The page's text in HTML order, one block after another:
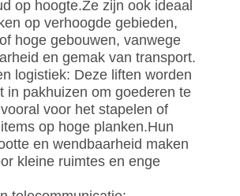
op hoogte.Ze zijn ook ideaal
op verhoogde gebieden,
hoge gebouwen, vanwege
en gemak van transport.
logistiek: Deze liften worden
in pakhuizen om goederen te
voor het stapelen of
op hoge planken.Hun
en wendbaarheid maken
kleine ruimtes en enge